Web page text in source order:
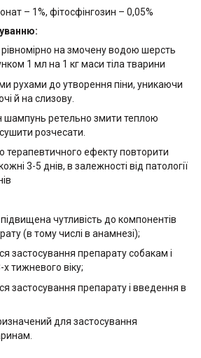
– 1%, фітосфінгозин – 0,05%
на змочену водою шерсть
1 мл на 1 кг маси тіла тварини
рухами до утворення піни, уникаючи
й на слизову.
шампунь ретельно змити теплою
розчесати.
терапевтичного ефекту повторити
3-5 днів, в залежності від патології
чутливість до компонентів
(в тому числі в анамнезі);
препарату собакам і
тижневого віку;
препарату і введення в
для застосування